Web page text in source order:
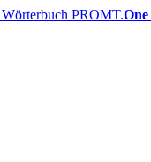
PROMT.One